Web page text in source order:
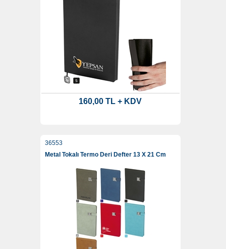
160,00 TL + KDV
36553
Metal Tokalı Termo Deri Defter 13 X 21 Cm